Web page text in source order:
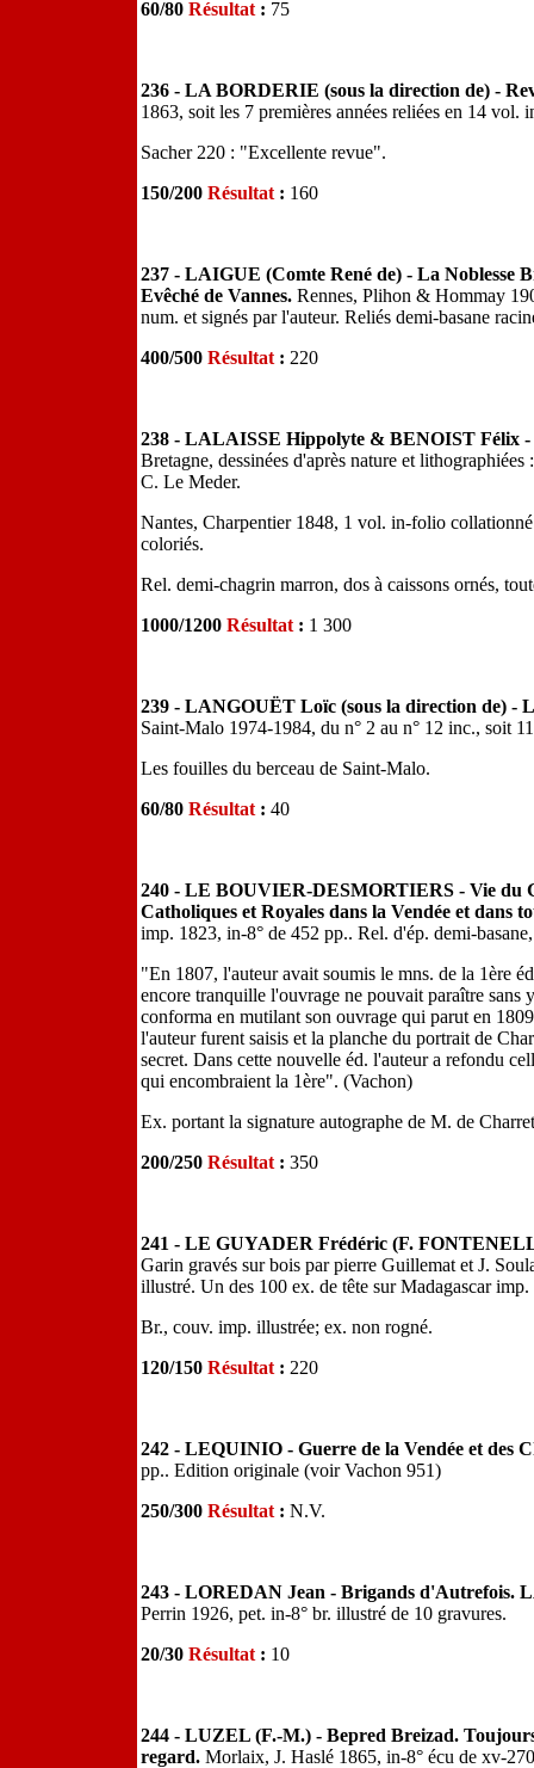
60/80 Résultat : 75
236 - LA BORDERIE (sous la direction de) -
1863, soit les 7 premières années reliées en 14 vol.
Sacher 220 : "Excellente revue".
150/200 Résultat : 160
237 - LAIGUE (Comte René de) - La Noblesse
Evêché de Vannes. Rennes, Plihon & Hommay
num. et signés par l'auteur. Reliés demi-basane
400/500 Résultat : 220
238 - LALAISSE Hippolyte & BENOIST Félix -
Bretagne, dessinées d'après nature et
C. Le Meder.
Nantes, Charpentier 1848, 1 vol. in-folio
coloriés.
Rel. demi-chagrin marron, dos à caissons ornés,
1000/1200 Résultat : 1 300
239 - LANGOUËT Loïc (sous la direction de) -
Saint-Malo 1974-1984, du n° 2 au n° 12 inc., soit
Les fouilles du berceau de Saint-Malo.
60/80 Résultat : 40
240 - LE BOUVIER-DESMORTIERS - Vie du
Catholiques et Royales dans la Vendée et dans
imp. 1823, in-8° de 452 pp.. Rel. d'ép. demi-
"En 1807, l'auteur avait soumis le mns. de la 1ère
encore tranquille l'ouvrage ne pouvait paraître
conforma en mutilant son ouvrage qui parut en
l'auteur furent saisis et la planche du portrait de
secret. Dans cette nouvelle éd. l'auteur a refondu
qui encombraient la 1ère". (Vachon)
Ex. portant la signature autographe de M. de
200/250 Résultat : 350
241 - LE GUYADER Frédéric (F.
Garin gravés sur bois par pierre Guillemat et J.
illustré. Un des 100 ex. de tête sur Madagascar
Br., couv. imp. illustrée; ex. non rogné.
120/150 Résultat : 220
242 - LEQUINIO - Guerre de la Vendée et des
pp.. Edition originale (voir Vachon 951)
250/300 Résultat : N.V.
243 - LOREDAN Jean - Brigands d'Autrefois.
Perrin 1926, pet. in-8° br. illustré de 10 gravures.
20/30 Résultat : 10
244 - LUZEL (F.-M.) - Bepred Breizad.
regard. Morlaix, J. Haslé 1865, in-8° écu de xv-